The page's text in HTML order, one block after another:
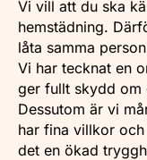
Vi vill att du ska
hemstädning.
låta samma
Vi har tecknat en
ger fullt skydd om
Dessutom är vi
har fina villkor
det en ökad